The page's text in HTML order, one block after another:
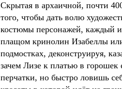
Скрытая в архаичной, почти
того, чтобы дать волю
костюмы персонажей, каждый
плащом кринолин Изабеллы
подмостках, деконструируя,
зачем Лизе к платью в горошек
перчатки, но быстро ловишь